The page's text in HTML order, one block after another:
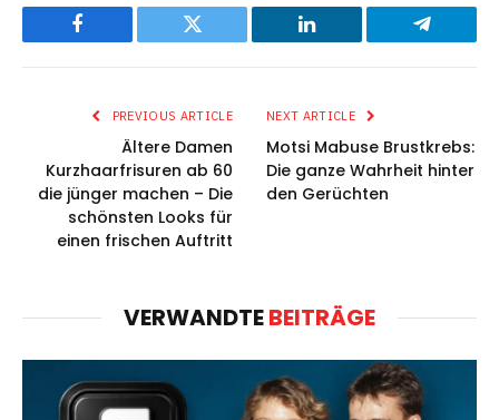
Facebook Twitter LinkedIn Telegram
PREVIOUS ARTICLE
Ältere Damen
Kurzhaarfrisuren ab 60
die jünger machen – Die
schönsten Looks für
einen frischen Auftritt
NEXT ARTICLE
Motsi Mabuse Brustkrebs:
Die ganze Wahrheit hinter
den Gerüchten
VERWANDTEBEITRÄGE